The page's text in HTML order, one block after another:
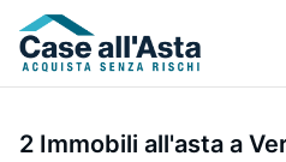
2 Immobili all'asta a